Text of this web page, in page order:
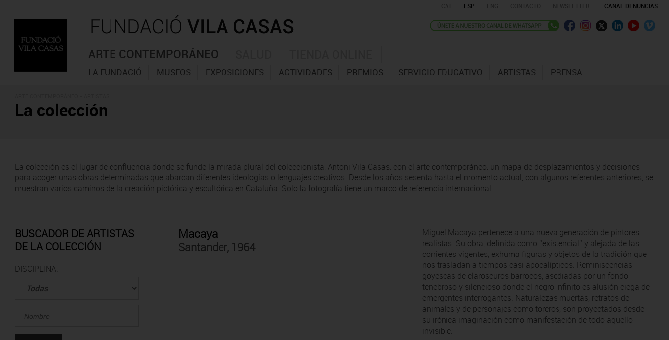
ESP CANAL DENUNCIAS
ARTE CONTEMPORÁNEO
LA FUNDACIÓ MUSEOS EXPOSICIONES ACTIVIDADES PREMIOS SERVICIO EDUCATIVO ARTISTAS PRENSA
La colección
La colección es el lugar de confluencia donde se funde la mirada plural del coleccionista, Antoni Vila Casas, con el arte contemporáneo, un mapa de desplazamientos y decisiones
para acoger unas obras determinadas que abarcan diferentes ideologías o lenguajes creativos. Desde los años sesenta hasta el momento actual, con algunos referentes anteriores, se
muestran varios caminos de la creación pictórica y escultórica en Cataluña. Solo la fotografía tiene un marco de referencia internacional.
BUSCADOR DE ARTISTAS
DE LA COLECCIÓN
DISCIPLINA:
Macaya
Santander, 1964
Miguel Macaya pertenece a una nueva generación de pintores
realistas. Su obra, definida como “existencial” y alejada de las
corrientes vigentes, exhuma figuras y objetos de la tradición que
nos trasladan a tiempos casi apocalípticos. Reminiscencias
goyescas de claroscuros barrocos, asediadas por un fondo
tenebroso y silencioso donde el negro infinito es alusión ciega de
emergentes interrogantes. Naturalezas muertas, retratos de
animales y de personajes como toreros, son proyectados desde
su irónica imaginación como manifestación de todo aquello
invisible.